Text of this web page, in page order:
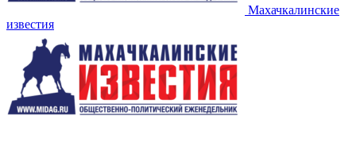
Махачкалинские
известия